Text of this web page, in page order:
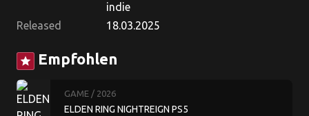
indie
Released
18.03.2025
star Empfohlen
GAME / 2026
ELDEN RING NIGHTREIGN PS5